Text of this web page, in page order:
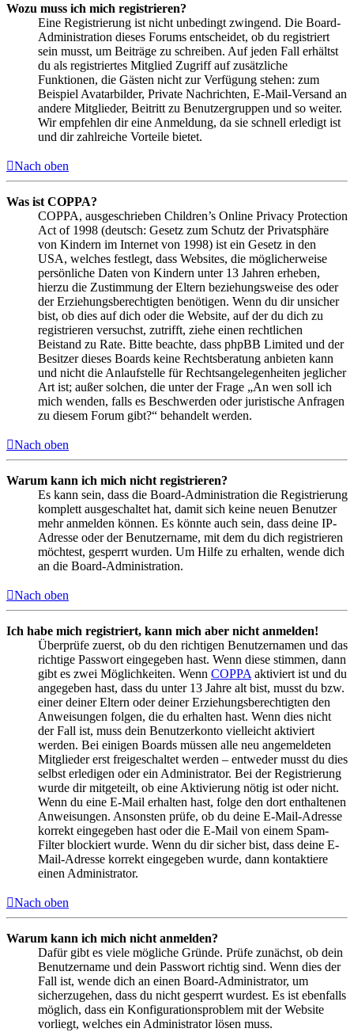
Wozu muss ich mich registrieren?
Eine Registrierung ist nicht unbedingt zwingend. Die Board-
Administration dieses Forums entscheidet, ob du registriert
sein musst, um Beiträge zu schreiben. Auf jeden Fall erhältst
du als registriertes Mitglied Zugriff auf zusätzliche
Funktionen, die Gästen nicht zur Verfügung stehen: zum
Beispiel Avatarbilder, Private Nachrichten, E-Mail-Versand an
andere Mitglieder, Beitritt zu Benutzergruppen und so weiter.
Wir empfehlen dir eine Anmeldung, da sie schnell erledigt ist
und dir zahlreiche Vorteile bietet.
Nach oben
Was ist COPPA?
COPPA, ausgeschrieben Children’s Online Privacy Protection
Act of 1998 (deutsch: Gesetz zum Schutz der Privatsphäre
von Kindern im Internet von 1998) ist ein Gesetz in den
USA, welches festlegt, dass Websites, die möglicherweise
persönliche Daten von Kindern unter 13 Jahren erheben,
hierzu die Zustimmung der Eltern beziehungsweise des oder
der Erziehungsberechtigten benötigen. Wenn du dir unsicher
bist, ob dies auf dich oder die Website, auf der du dich zu
registrieren versuchst, zutrifft, ziehe einen rechtlichen
Beistand zu Rate. Bitte beachte, dass phpBB Limited und der
Besitzer dieses Boards keine Rechtsberatung anbieten kann
und nicht die Anlaufstelle für Rechtsangelegenheiten jeglicher
Art ist; außer solchen, die unter der Frage „An wen soll ich
mich wenden, falls es Beschwerden oder juristische Anfragen
zu diesem Forum gibt?“ behandelt werden.
Nach oben
Warum kann ich mich nicht registrieren?
Es kann sein, dass die Board-Administration die Registrierung
komplett ausgeschaltet hat, damit sich keine neuen Benutzer
mehr anmelden können. Es könnte auch sein, dass deine IP-
Adresse oder der Benutzername, mit dem du dich registrieren
möchtest, gesperrt wurden. Um Hilfe zu erhalten, wende dich
an die Board-Administration.
Nach oben
Ich habe mich registriert, kann mich aber nicht anmelden!
Überprüfe zuerst, ob du den richtigen Benutzernamen und das
richtige Passwort eingegeben hast. Wenn diese stimmen, dann
gibt es zwei Möglichkeiten. Wenn COPPA aktiviert ist und du
angegeben hast, dass du unter 13 Jahre alt bist, musst du bzw.
einer deiner Eltern oder deiner Erziehungsberechtigten den
Anweisungen folgen, die du erhalten hast. Wenn dies nicht
der Fall ist, muss dein Benutzerkonto vielleicht aktiviert
werden. Bei einigen Boards müssen alle neu angemeldeten
Mitglieder erst freigeschaltet werden – entweder musst du dies
selbst erledigen oder ein Administrator. Bei der Registrierung
wurde dir mitgeteilt, ob eine Aktivierung nötig ist oder nicht.
Wenn du eine E-Mail erhalten hast, folge den dort enthaltenen
Anweisungen. Ansonsten prüfe, ob du deine E-Mail-Adresse
korrekt eingegeben hast oder die E-Mail von einem Spam-
Filter blockiert wurde. Wenn du dir sicher bist, dass deine E-
Mail-Adresse korrekt eingegeben wurde, dann kontaktiere
einen Administrator.
Nach oben
Warum kann ich mich nicht anmelden?
Dafür gibt es viele mögliche Gründe. Prüfe zunächst, ob dein
Benutzername und dein Passwort richtig sind. Wenn dies der
Fall ist, wende dich an einen Board-Administrator, um
sicherzugehen, dass du nicht gesperrt wurdest. Es ist ebenfalls
möglich, dass ein Konfigurationsproblem mit der Website
vorliegt, welches ein Administrator lösen muss.